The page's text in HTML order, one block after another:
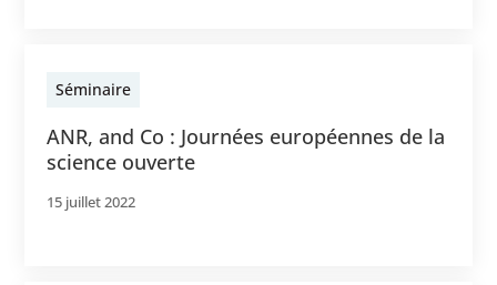
Séminaire
ANR, and Co : Journées européennes de la
science ouverte
15 juillet 2022